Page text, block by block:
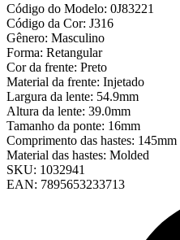
Código do Modelo: 0J83221
Código da Cor: J316
Gênero: Masculino
Forma: Retangular
Cor da frente: Preto
Material da frente: Injetado
Largura da lente: 54.9mm
Altura da lente: 39.0mm
Tamanho da ponte: 16mm
Comprimento das hastes: 145mm
Material das hastes: Molded
SKU: 1032941
EAN: 7895653233713